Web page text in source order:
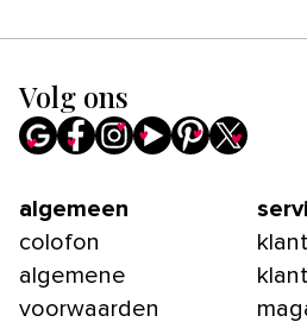
Volg ons
algemeen
colofon
algemene
voorwaarden